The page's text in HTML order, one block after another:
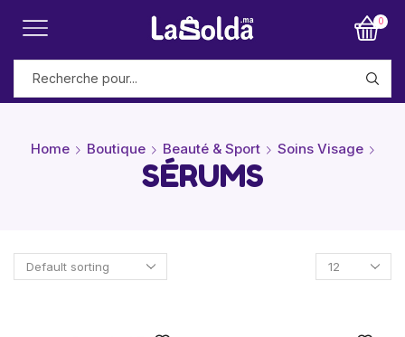
0
Home Boutique Beauté & Sport Soins Visage
SÉRUMS